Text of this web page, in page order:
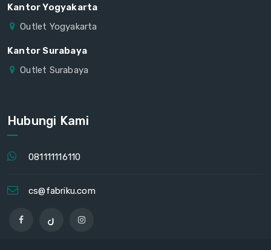
Kantor Yogyakarta
Outlet Yogyakarta
Kantor Surabaya
Outlet Surabaya
Hubungi Kami
081111116110
cs@fabriku.com